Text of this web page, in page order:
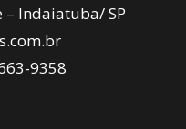
– Indaiatuba/ SP
9358